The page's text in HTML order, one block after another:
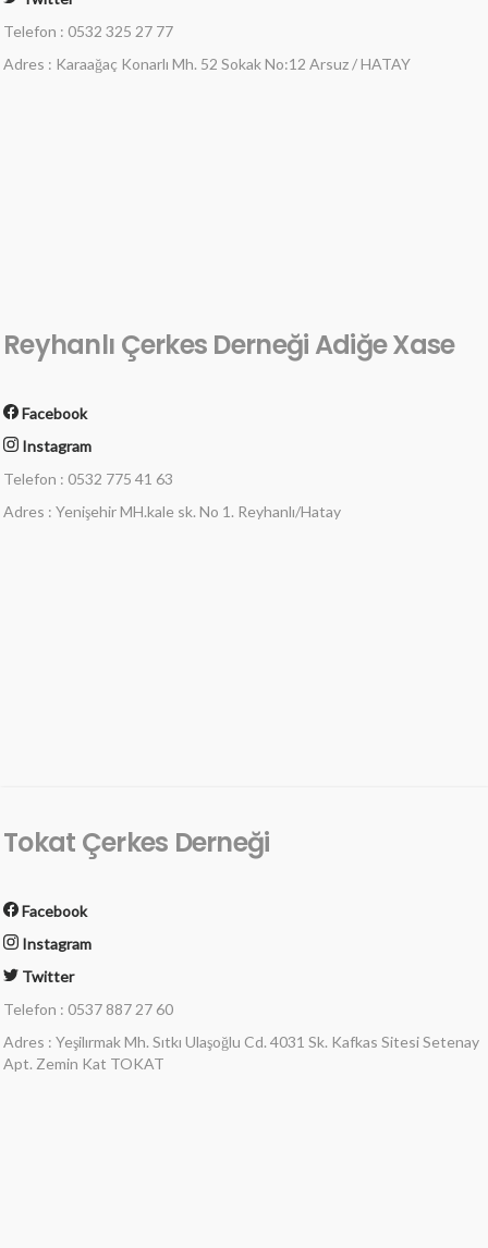
Telefon : 0532 325 27 77
Adres : Karaağaç Konarlı Mh. 52 Sokak No:12 Arsuz / HATAY
Reyhanlı Çerkes Derneği Adiğe Xase
Facebook
Instagram
Telefon : 0532 775 41 63
Adres : Yenişehir MH.kale sk. No 1. Reyhanlı/Hatay
Tokat Çerkes Derneği
Facebook
Instagram
Twitter
Telefon : 0537 887 27 60
Adres : Yeşilırmak Mh. Sıtkı Ulaşoğlu Cd. 4031 Sk. Kafkas Sitesi Setenay
Apt. Zemin Kat TOKAT